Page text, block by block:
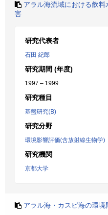
アラル海流域における飲
害
研究代表者
石田 紀郎
研究期間 (年度)
1997 – 1999
研究種目
基盤研究(B)
研究分野
環境影響評価(含放射線生物学)
研究機関
京都大学
アラル海・カスピ海の環境